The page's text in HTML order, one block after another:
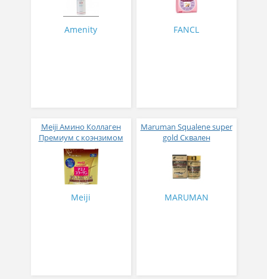
Amenity FANCL
Meiji Амино Коллаген
Премиум с коэнзимом
Q10, гиалуроновой
кислотой и аргинином
196 г
Meiji
Maruman Squalene super
gold Сквален
300 капсул на 60 дней
MARUMAN